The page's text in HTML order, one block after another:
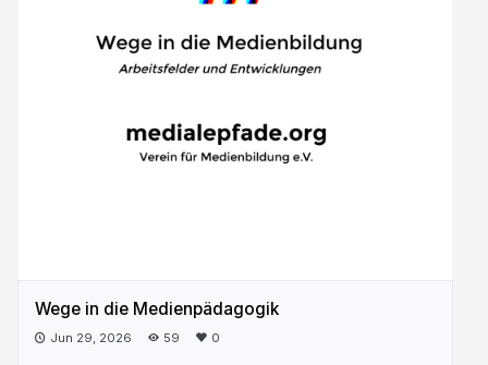
Wege in die Medienpädagogik
Jun 29, 2026 59 0